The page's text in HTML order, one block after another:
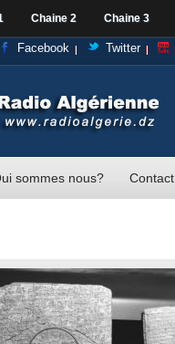
Chaine 2 Chaine 3
Facebook Twitter
sommes nous? Contact